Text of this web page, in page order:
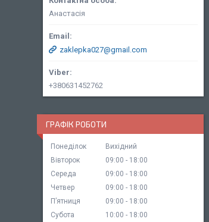
Анастасія
zaklepka027@gmail.com
+380631452762
ГРАФІК РОБОТИ
Понеділок
Вихідний
Вівторок
09:00
18:00
Середа
09:00
18:00
Четвер
09:00
18:00
Пʼятниця
09:00
18:00
Субота
10:00
18:00